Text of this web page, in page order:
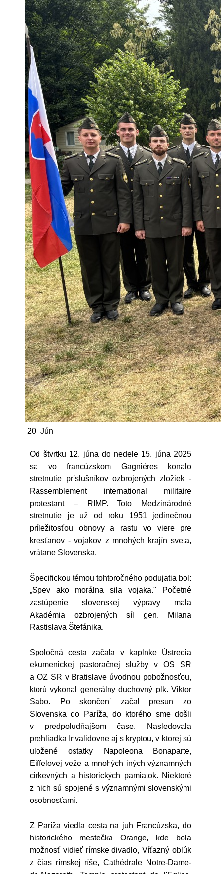
20 Jún
Od štvrtku 12. júna do nedele 15. júna 2025
sa vo francúzskom Gagniéres konalo
stretnutie príslušníkov ozbrojených zložiek -
Rassemblement international militaire
protestant – RIMP. Toto Medzinárodné
stretnutie je už od roku 1951 jedinečnou
príležitosťou obnovy a rastu vo viere pre
kresťanov - vojakov z mnohých krajín sveta,
vrátane Slovenska.
Špecifickou témou tohtoročného podujatia bol:
„Spev ako morálna sila vojaka." Početné
zastúpenie slovenskej výpravy mala
Akadémia ozbrojených síl gen. Milana
Rastislava Štefánika.
Spoločná cesta začala v kaplnke Ústredia
ekumenickej pastoračnej služby v OS SR
a OZ SR v Bratislave úvodnou pobožnosťou,
ktorú vykonal generálny duchovný plk. Viktor
Sabo. Po skončení začal presun zo
Slovenska do Paríža, do ktorého sme došli
v predpoludňajšom čase. Nasledovala
prehliadka Invalidovne aj s kryptou, v ktorej sú
uložené ostatky Napoleona Bonaparte,
Eiffelovej veže a mnohých iných významných
cirkevných a historických pamiatok. Niektoré
z nich sú spojené s významnými slovenskými
osobnosťami.
Z Paríža viedla cesta na juh Francúzska, do
historického mestečka Orange, kde bola
možnosť vidieť rímske divadlo, Víťazný oblúk
z čias rímskej ríše, Cathédrale Notre-Dame-